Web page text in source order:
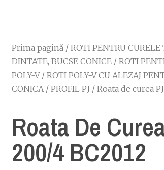
Prima pagină / ROTI PENTRU CURELE
DINTATE, BUCSE CONICE / ROTI
POLY-V/ ROTI POLY-V CU ALEZAJ
CONICA/ PROFIL PJ / Roata de curea
Roata De
200/4 BC2012